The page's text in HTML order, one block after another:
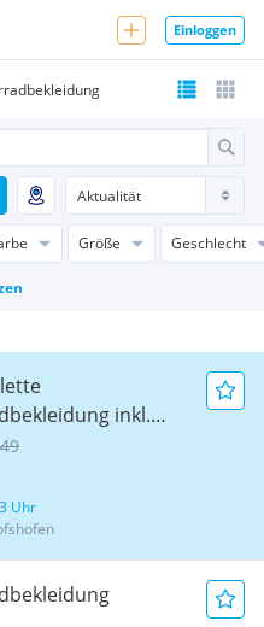
Einloggen
Größe Geschlecht
inkl.
Uhr